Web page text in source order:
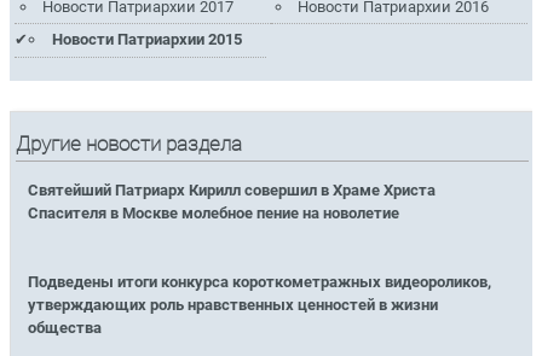
Новости Патриархии 2017
Новости Патриархии 2016
Новости Патриархии 2015
Другие новости раздела
Святейший Патриарх Кирилл совершил в Храме Христа
Спасителя в Москве молебное пение на новолетие
Подведены итоги конкурса короткометражных видеороликов,
утверждающих роль нравственных ценностей в жизни
общества